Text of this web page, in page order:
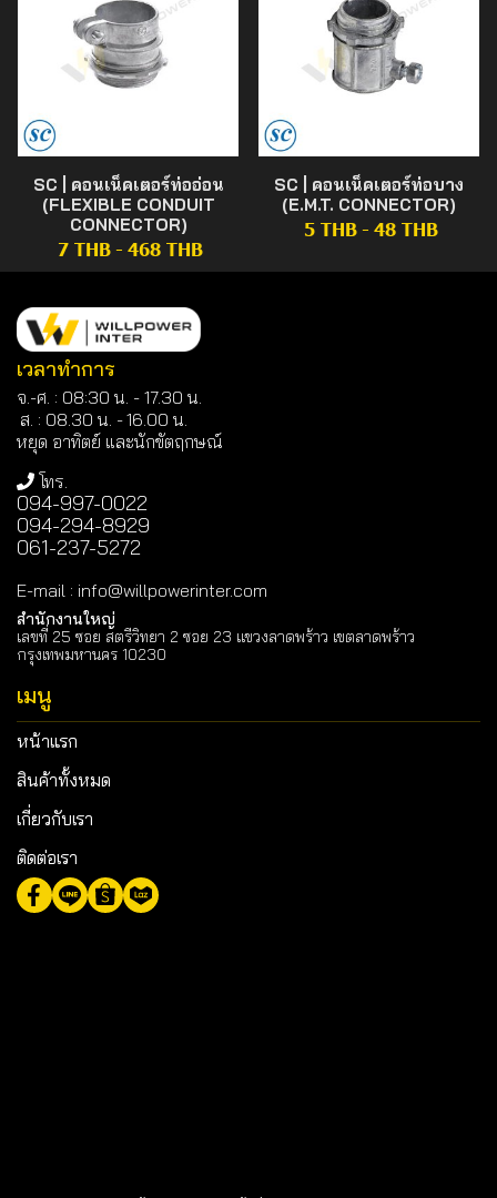
SC | คอนเน็คเตอร์ท่ออ่อน
(FLEXIBLE CONDUIT
CONNECTOR)
7 THB - 468 THB
SC | คอนเน็คเตอร์ท่อบาง
(E.M.T. CONNECTOR)
5 THB - 48 THB
เวลาทำการ
จ.-ศ. : 08:30 น. - 17.30 น.
ส. : 08.30 น. -16.00 น.
หยุด อาทิตย์ และนักขัตฤกษณ์
โทร.
094-997-0022
094-294-8929
061-237-5272
E-mail : info@willpowerinter.com
สำนักงานใหญ่
เลขที่ 25 ซอย สตรีวิทยา 2 ซอย 23 แขวงลาดพร้าว เขตลาดพร้าว
กรุงเทพมหานคร 10230
เมนู
หน้าแรก
สินค้าทั้งหมด
เกี่ยวกับเรา
ติดต่อเรา